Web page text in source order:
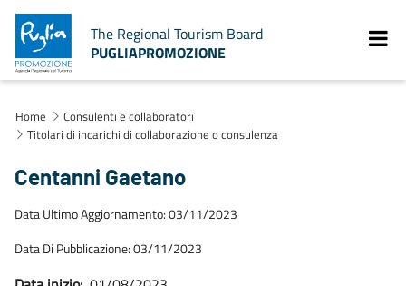
The Regional Tourism Board
PUGLIAPROMOZIONE
Home
Consulenti e collaboratori
Titolari di incarichi di collaborazione o consulenza
Centanni Gaetano
Data Ultimo Aggiornamento: 03/11/2023
Data Di Pubblicazione: 03/11/2023